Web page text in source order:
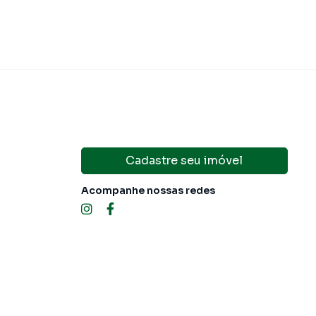
Cadastre seu imóvel
Acompanhe nossas redes